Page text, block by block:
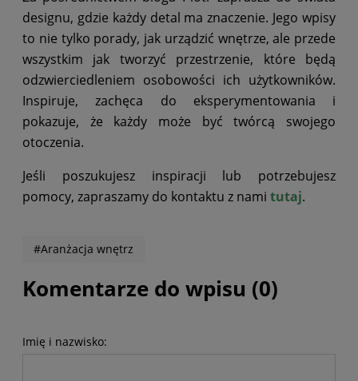
designu, gdzie każdy detal ma znaczenie. Jego wpisy
to nie tylko porady, jak urządzić wnętrze, ale przede
wszystkim jak tworzyć przestrzenie, które będą
odzwierciedleniem osobowości ich użytkowników.
Inspiruje, zachęca do eksperymentowania i
pokazuje, że każdy może być twórcą swojego
otoczenia.
Jeśli poszukujesz inspiracji lub potrzebujesz
pomocy, zapraszamy do kontaktu z nami tutaj.
#Aranżacja wnętrz
Komentarze do wpisu (0)
Imię i nazwisko: